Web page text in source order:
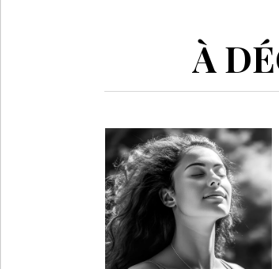
À